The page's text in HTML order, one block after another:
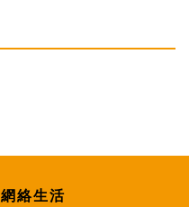
網絡生活